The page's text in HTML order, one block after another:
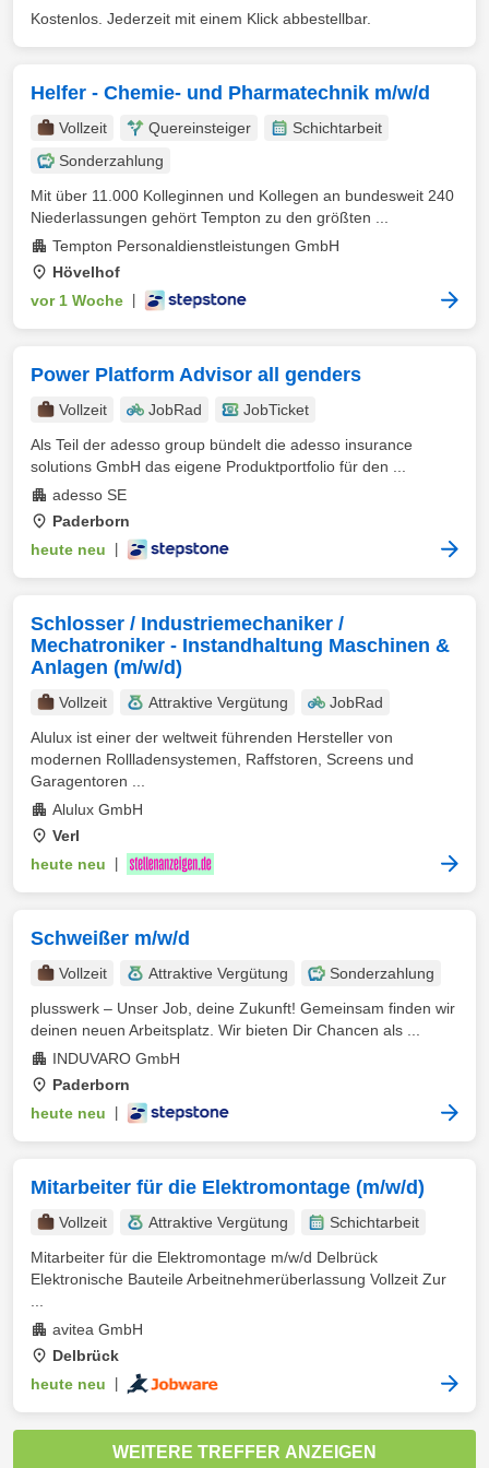
Kostenlos. Jederzeit mit einem Klick abbestellbar.
Helfer - Chemie- und Pharmatechnik m/w/d
Vollzeit Quereinsteiger
Schichtarbeit
Sonderzahlung
Mit über 11.000 Kolleginnen und Kollegen an bundesweit 240
Niederlassungen gehört Tempton zu den größten ...
Tempton Personaldienstleistungen GmbH
Hövelhof
vor 1 Woche
Power Platform Advisor all genders
Vollzeit JobRad
JobTicket
Als Teil der adesso group bündelt die adesso insurance
solutions GmbH das eigene Produktportfolio für den ...
adesso SE
Paderborn
heute neu
Schlosser / Industriemechaniker /
Mechatroniker - Instandhaltung Maschinen &
Anlagen (m/w/d)
Vollzeit Attraktive Vergütung
JobRad
Alulux ist einer der weltweit führenden Hersteller von
modernen Rollladensystemen, Raffstoren, Screens und
Garagentoren ...
Alulux GmbH
Verl
heute neu
Schweißer m/w/d
Vollzeit Attraktive Vergütung
Sonderzahlung
plusswerk – Unser Job, deine Zukunft! Gemeinsam finden wir
deinen neuen Arbeitsplatz. Wir bieten Dir Chancen als ...
INDUVARO GmbH
Paderborn
heute neu
Mitarbeiter für die Elektromontage (m/w/d)
Vollzeit Attraktive Vergütung
Schichtarbeit
Mitarbeiter für die Elektromontage m/w/d Delbrück
Elektronische Bauteile Arbeitnehmerüberlassung Vollzeit Zur
avitea GmbH
Delbrück
heute neu
WEITERE TREFFER ANZEIGEN